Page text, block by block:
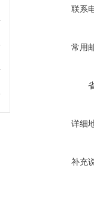
联系
常用
详细
补充